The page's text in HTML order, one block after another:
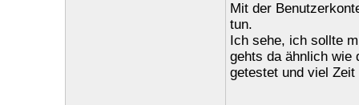
Mit der
tun.
Ich sehe, ich sollte
gehts da ähnlich wie
getestet und viel Zeit